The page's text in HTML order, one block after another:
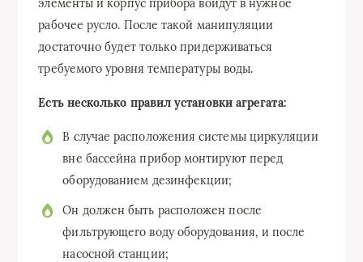
рабочее русло. После такой манипуляции
достаточно будет только придерживаться
требуемого уровня температуры воды.
Есть несколько правил установки агрегата:
В случае расположения системы циркуляции
вне бассейна прибор монтируют перед
оборудованием дезинфекции;
Он должен быть расположен после
фильтрующего воду оборудования, и после
насосной станции;